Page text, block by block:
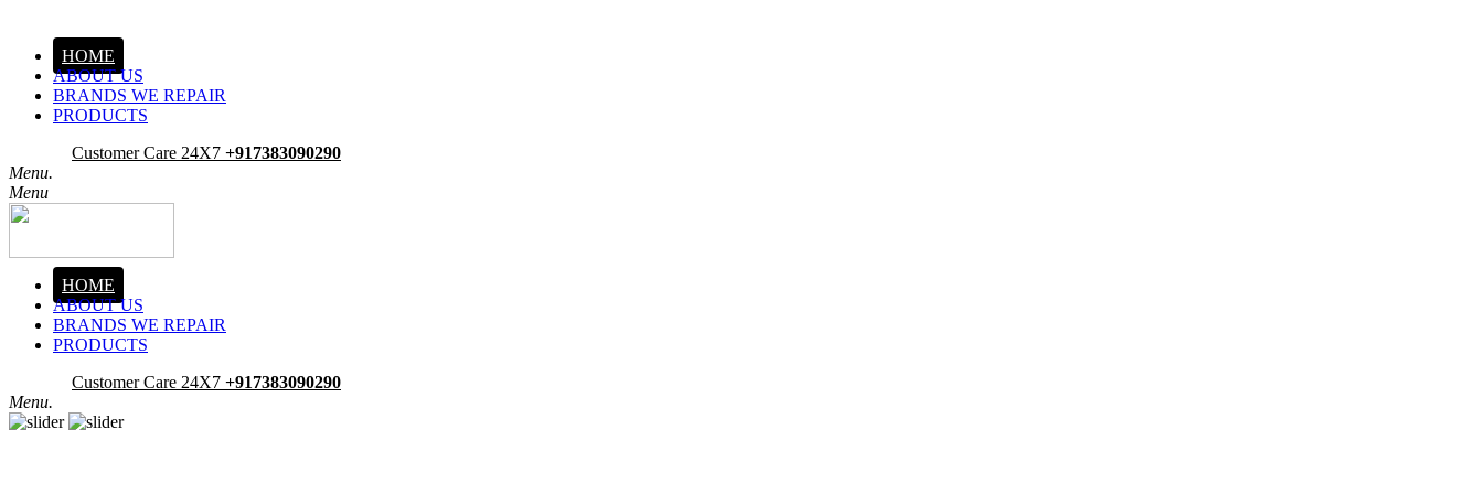
HOME
ABOUT US
BRANDS WE REPAIR
PRODUCTS
Customer Care 24X7 +917383090290
Menu.
Menu
HOME
ABOUT US
BRANDS WE REPAIR
PRODUCTS
Customer Care 24X7 +917383090290
Menu.